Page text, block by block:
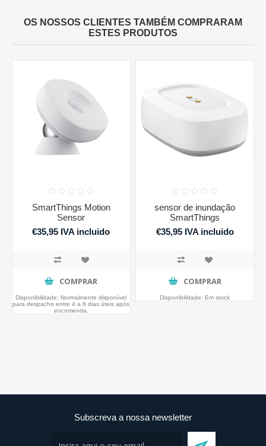
OS NOSSOS CLIENTES TAMBÉM COMPRARAM
ESTES PRODUTOS
SmartThings Motion
Sensor
€35,95 IVA incluido
COMPRAR
Disponibilidade: Normalmente disponível
para despacho entre 4 a 6 dias úteis após
encomenda.
sensor de inundação
SmartThings
€35,95 IVA incluido
COMPRAR
Disponibilidade: Em stock
Subscreva a nossa newsletter